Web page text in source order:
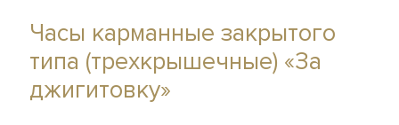
Часы карманные закрытого
типа (трехкрышечные) «За
джигитовку»